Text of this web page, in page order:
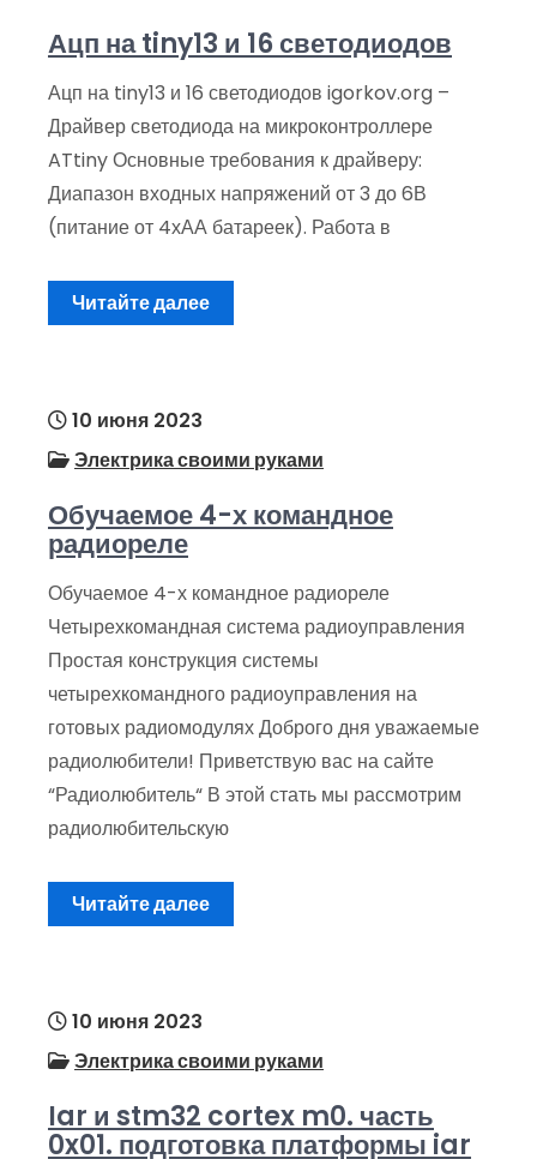
Ацп на tiny13 и 16 светодиодов
Ацп на tiny13 и 16 светодиодов igorkov.org –
Драйвер светодиода на микроконтроллере
ATtiny Основные требования к драйверу:
Диапазон входных напряжений от 3 до 6В
(питание от 4хАА батареек). Работа в
Читайте далее
10 июня 2023
Электрика своими руками
Обучаемое 4-х командное
радиореле
Обучаемое 4-х командное радиореле
Четырехкомандная система радиоуправления
Простая конструкция системы
четырехкомандного радиоуправления на
готовых радиомодулях Доброго дня уважаемые
радиолюбители! Приветствую вас на сайте
“Радиолюбитель“ В этой стать мы рассмотрим
радиолюбительскую
Читайте далее
10 июня 2023
Электрика своими руками
Iar и stm32 cortex m0. часть
0x01. подготовка платформы iar